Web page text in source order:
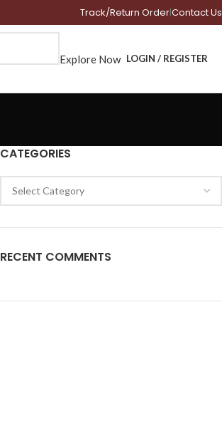
Track/Return Order|Contact Us
Explore Now LOGIN / REGISTER
CATEGORIES
RECENT COMMENTS